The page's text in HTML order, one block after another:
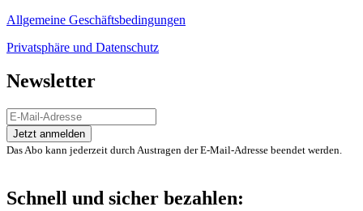
Allgemeine Geschäftsbedingungen
Privatsphäre und Datenschutz
Newsletter
Das Abo kann jederzeit durch Austragen der E-Mail-Adresse beendet werden.
Schnell und sicher bezahlen: